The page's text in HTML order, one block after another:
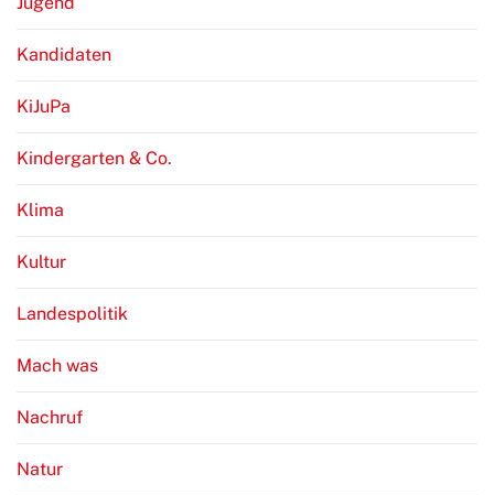
Kandidaten
KiJuPa
Kindergarten & Co.
Klima
Kultur
Landespolitik
Mach was
Nachruf
Natur